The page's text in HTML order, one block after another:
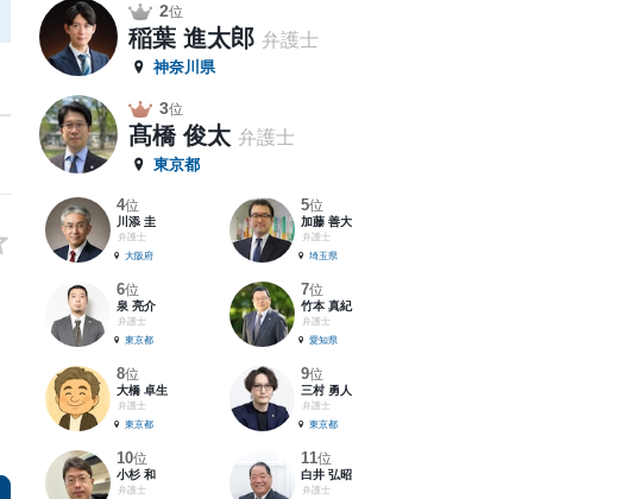
2位
稲葉 進太郎 弁護士
神奈川県
3位
髙橋 俊太 弁護士
東京都
4位
川添 圭
弁護士
大阪府
5位
加藤 善大
弁護士
埼玉県
6位
泉 亮介
弁護士
東京都
7位
竹本 真紀
弁護士
愛知県
8位
大橋 卓生
弁護士
東京都
9位
三村 勇人
弁護士
東京都
10位
小杉 和
弁護士
11位
白井 弘昭
弁護士